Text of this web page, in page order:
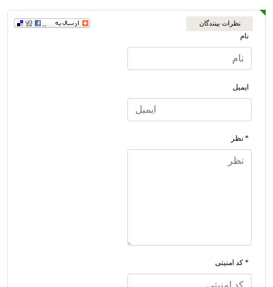
نظرات بینندگان
نام
ایمیل
* نظر
* کد امنیتی